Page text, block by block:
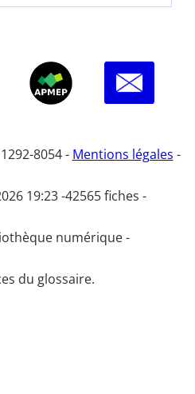
8054 - Mentions légales -
19:23 -42565 fiches -
numérique -
du glossaire.